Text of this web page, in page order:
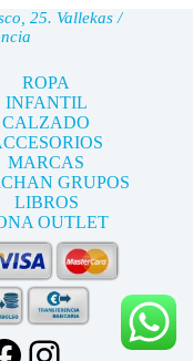
25. Vallekas /
ROPA
INFANTIL
CALZADO
MARCAS
GRUPOS
LIBROS
OUTLET